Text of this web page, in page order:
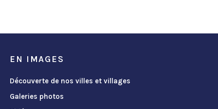
EN IMAGES
Découverte de nos villes et villages
Galeries photos